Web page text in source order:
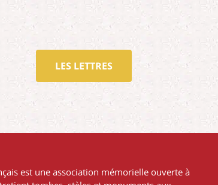
LES LETTRES
est une association mémorielle ouverte à